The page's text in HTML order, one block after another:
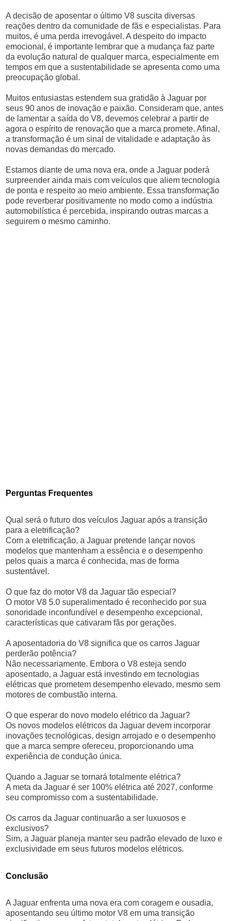
A decisão de aposentar o último V8 suscita diversas
reações dentro da comunidade de fãs e especialistas. Para
muitos, é uma perda irrevogável. A despeito do impacto
emocional, é importante lembrar que a mudança faz parte
da evolução natural de qualquer marca, especialmente em
tempos em que a sustentabilidade se apresenta como uma
preocupação global.
Muitos entusiastas estendem sua gratidão à Jaguar por
seus 90 anos de inovação e paixão. Consideram que, antes
de lamentar a saída do V8, devemos celebrar a partir de
agora o espírito de renovação que a marca promete. Afinal,
a transformação é um sinal de vitalidade e adaptação às
novas demandas do mercado.
Estamos diante de uma nova era, onde a Jaguar poderá
surpreender ainda mais com veículos que aliem tecnologia
de ponta e respeito ao meio ambiente. Essa transformação
pode reverberar positivamente no modo como a indústria
automobilística é percebida, inspirando outras marcas a
seguirem o mesmo caminho.
Perguntas Frequentes
Qual será o futuro dos veículos Jaguar após a transição
para a eletrificação?
Com a eletrificação, a Jaguar pretende lançar novos
modelos que mantenham a essência e o desempenho
pelos quais a marca é conhecida, mas de forma
sustentável.
O que faz do motor V8 da Jaguar tão especial?
O motor V8 5.0 superalimentado é reconhecido por sua
sonoridade inconfundível e desempenho excepcional,
características que cativaram fãs por gerações.
A aposentadoria do V8 significa que os carros Jaguar
perderão potência?
Não necessariamente. Embora o V8 esteja sendo
aposentado, a Jaguar está investindo em tecnologias
elétricas que prometem desempenho elevado, mesmo sem
motores de combustão interna.
O que esperar do novo modelo elétrico da Jaguar?
Os novos modelos elétricos da Jaguar devem incorporar
inovações tecnológicas, design arrojado e o desempenho
que a marca sempre ofereceu, proporcionando uma
experiência de condução única.
Quando a Jaguar se tornará totalmente elétrica?
A meta da Jaguar é ser 100% elétrica até 2027, conforme
seu compromisso com a sustentabilidade.
Os carros da Jaguar continuarão a ser luxuosos e
exclusivos?
Sim, a Jaguar planeja manter seu padrão elevado de luxo e
exclusividade em seus futuros modelos elétricos.
Conclusão
A Jaguar enfrenta uma nova era com coragem e ousadia,
aposentando seu último motor V8 em uma transição